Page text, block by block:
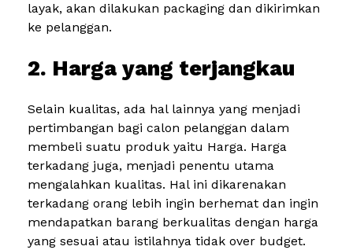
layak, akan dilakukan packaging dan dikirimkan
ke pelanggan.
2. Harga yang terjangkau
Selain kualitas, ada hal lainnya yang menjadi
pertimbangan bagi calon pelanggan dalam
membeli suatu produk yaitu Harga. Harga
terkadang juga, menjadi penentu utama
mengalahkan kualitas. Hal ini dikarenakan
terkadang orang lebih ingin berhemat dan ingin
mendapatkan barang berkualitas dengan harga
yang sesuai atau istilahnya tidak over budget.